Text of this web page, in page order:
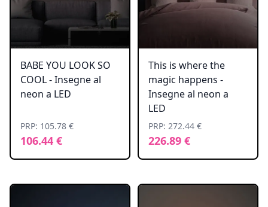
BABE YOU LOOK SO
COOL - Insegne al
neon a LED
PRP: 105.78 €
106.44 €
This is where the
magic happens -
Insegne al neon a
LED
PRP: 272.44 €
226.89 €